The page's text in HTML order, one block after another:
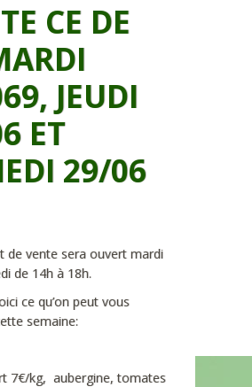
CE DE
JEUDI
ET
29/06
de vente sera ouvert mardi
de 14h à 18h.
ce qu’on peut vous
semaine:
7€/kg, aubergine, tomates